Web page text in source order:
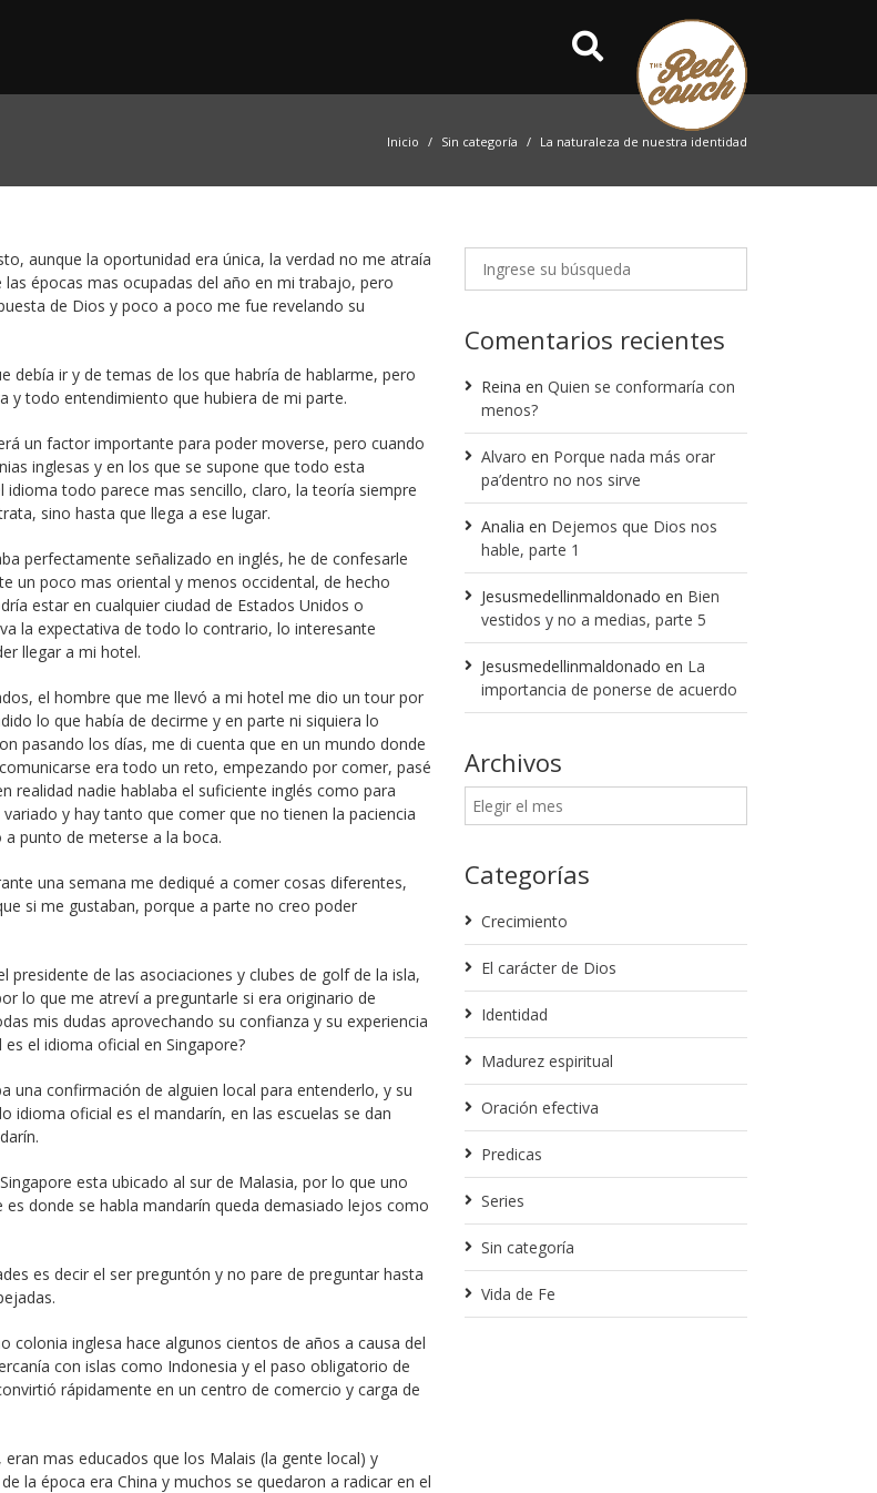
Inicio Sin categoría La naturaleza de nuestra identidad
aunque la oportunidad era única, la verdad no me atraía
épocas mas ocupadas del año en mi trabajo, pero
de Dios y poco a poco me fue revelando su
debía ir y de temas de los que habría de hablarme, pero
y todo entendimiento que hubiera de mi parte.
un factor importante para poder moverse, pero cuando
inglesas y en los que se supone que todo esta
todo parece mas sencillo, claro, la teoría siempre
sino hasta que llega a ese lugar.
perfectamente señalizado en inglés, he de confesarle
un poco mas oriental y menos occidental, de hecho
estar en cualquier ciudad de Estados Unidos o
la expectativa de todo lo contrario, lo interesante
llegar a mi hotel.
el hombre que me llevó a mi hotel me dio un tour por
lo que había de decirme y en parte ni siquiera lo
pasando los días, me di cuenta que en un mundo donde
era todo un reto, empezando por comer, pasé
realidad nadie hablaba el suficiente inglés como para
y hay tanto que comer que no tienen la paciencia
punto de meterse a la boca.
una semana me dediqué a comer cosas diferentes,
si me gustaban, porque a parte no creo poder
de las asociaciones y clubes de golf de la isla,
lo que me atreví a preguntarle si era originario de
mis dudas aprovechando su confianza y su experiencia
el idioma oficial en Singapore?
una confirmación de alguien local para entenderlo, y su
idioma oficial es el mandarín, en las escuelas se dan
esta ubicado al sur de Malasia, por lo que uno
donde se habla mandarín queda demasiado lejos como
es decir el ser preguntón y no pare de preguntar hasta
inglesa hace algunos cientos de años a causa del
con islas como Indonesia y el paso obligatorio de
rápidamente en un centro de comercio y carga de
mas educados que los Malais (la gente local) y
la época era China y muchos se quedaron a radicar en el
Comentarios recientes
Reina en Quien se conformaría con
menos?
Alvaro en Porque nada más orar
pa’dentro no nos sirve
Analia en Dejemos que Dios nos
hable, parte 1
Jesusmedellinmaldonado en Bien
vestidos y no a medias, parte 5
Jesusmedellinmaldonado en La
importancia de ponerse de acuerdo
Archivos
Categorías
Crecimiento
El carácter de Dios
Identidad
Madurez espiritual
Oración efectiva
Predicas
Series
Sin categoría
Vida de Fe